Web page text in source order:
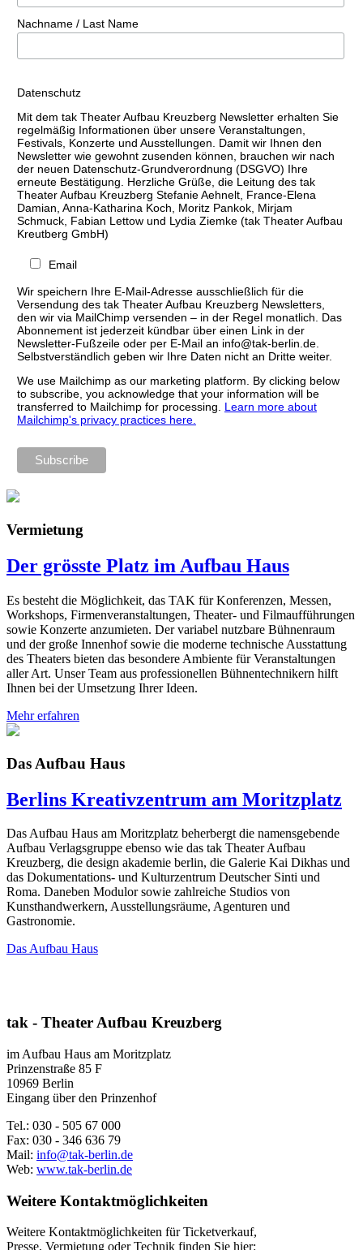
Nachname / Last Name
Datenschutz
Mit dem tak Theater Aufbau Kreuzberg Newsletter erhalten Sie
regelmäßig Informationen über unsere Veranstaltungen,
Festivals, Konzerte und Ausstellungen. Damit wir Ihnen den
Newsletter wie gewohnt zusenden können, brauchen wir nach
der neuen Datenschutz-Grundverordnung (DSGVO) Ihre
erneute Bestätigung. Herzliche Grüße, die Leitung des tak
Theater Aufbau Kreuzberg Stefanie Aehnelt, France-Elena
Damian, Anna-Katharina Koch, Moritz Pankok, Mirjam
Schmuck, Fabian Lettow und Lydia Ziemke (tak Theater Aufbau
Kreutberg GmbH)
Email
Wir speichern Ihre E-Mail-Adresse ausschließlich für die
Versendung des tak Theater Aufbau Kreuzberg Newsletters,
den wir via MailChimp versenden – in der Regel monatlich. Das
Abonnement ist jederzeit kündbar über einen Link in der
Newsletter-Fußzeile oder per E-Mail an info@tak-berlin.de.
Selbstverständlich geben wir Ihre Daten nicht an Dritte weiter.
We use Mailchimp as our marketing platform. By clicking below
to subscribe, you acknowledge that your information will be
transferred to Mailchimp for processing. Learn more about
Mailchimp's privacy practices here.
Vermietung
Der grösste Platz im Aufbau Haus
Es besteht die Möglichkeit, das TAK für Konferenzen, Messen,
Workshops, Firmenveranstaltungen, Theater- und Filmaufführungen
sowie Konzerte anzumieten. Der variabel nutzbare Bühnenraum
und der große Innenhof sowie die moderne technische Ausstattung
des Theaters bieten das besondere Ambiente für Veranstaltungen
aller Art. Unser Team aus professionellen Bühnentechnikern hilft
Ihnen bei der Umsetzung Ihrer Ideen.
Mehr erfahren
Das Aufbau Haus
Berlins Kreativzentrum am Moritzplatz
Das Aufbau Haus am Moritzplatz beherbergt die namensgebende
Aufbau Verlagsgruppe ebenso wie das tak Theater Aufbau
Kreuzberg, die design akademie berlin, die Galerie Kai Dikhas und
das Dokumentations- und Kulturzentrum Deutscher Sinti und
Roma. Daneben Modulor sowie zahlreiche Studios von
Kunsthandwerkern, Ausstellungsräume, Agenturen und
Gastronomie.
Das Aufbau Haus
tak - Theater Aufbau Kreuzberg
im Aufbau Haus am Moritzplatz
Prinzenstraße 85 F
10969 Berlin
Eingang über den Prinzenhof
Tel.: 030 - 505 67 000
Fax: 030 - 346 636 79
Mail: info@tak-berlin.de
Web: www.tak-berlin.de
Weitere Kontaktmöglichkeiten
Weitere Kontaktmöglichkeiten für Ticketverkauf,
Presse, Vermietung oder Technik finden Sie hier: